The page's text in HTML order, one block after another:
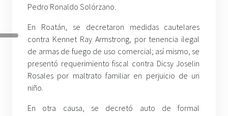
Pedro Ronaldo Solórzano.
En Roatán, se decretaron medidas cautelares
contra Kennet Ray Armstrong, por tenencia ilegal
de armas de fuego de uso comercial; así mismo, se
presentó requerimiento fiscal contra Dicsy Joselin
Rosales por maltrato familiar en perjuicio de un
niño.
En otra causa, se decretó auto de formal